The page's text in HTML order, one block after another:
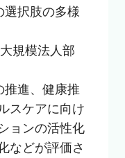
択肢の多様
規模法人部
進、健康推
スケアに向け
ョンの活性化
などが評価さ